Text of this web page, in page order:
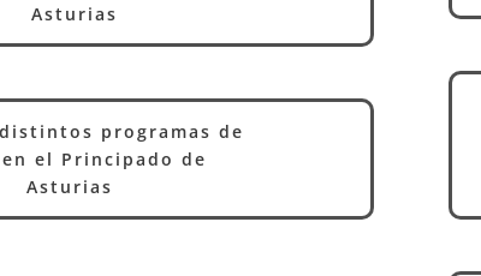
Asturias
programas de
el Principado de
Asturias